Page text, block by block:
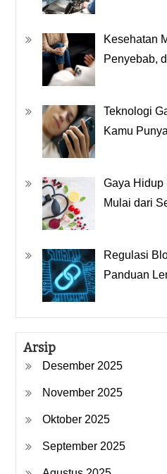
Kesehatan
Penyebab,
Teknologi
Kamu
Gaya Hidup
Mulai dari
Regulasi
Panduan
Arsip
Desember 2025
November 2025
Oktober 2025
September 2025